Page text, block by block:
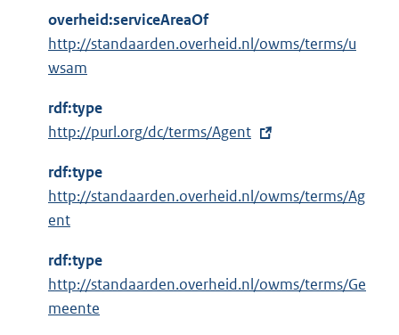
overheid:serviceAreaOf
http://standaarden.overheid.nl/owms/terms/u
wsam
rdf:type
E
t
e
r
e
http://purl.org/dc/terms/Agent
rdf:type
http://standaarden.overheid.nl/owms/terms/Ag
ent
rdf:type
http://standaarden.overheid.nl/owms/terms/Ge
meente